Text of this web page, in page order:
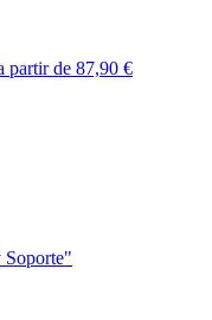
partir de 87,90 €
Soporte"